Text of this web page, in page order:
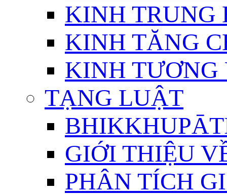
KINH TRUNG
KINH TĂNG
KINH TƯƠNG
TẠNG LUẬT
GIỚI THIỆU
PHÂN TÍCH